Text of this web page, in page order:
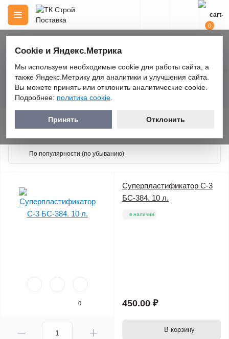
0
Строительные материалы Добавки для смесей
Суперпластификаторы
0
Суперпластификатор С-3
БС-384. 10 л.
в наличии
450.00 ₽
В корзину
Cookie и Яндекс.Метрика
Мы используем необходимые cookie для работы сайта, а
также Яндекс.Метрику для аналитики и улучшения сайта.
Вы можете принять или отклонить аналитические cookie.
Подробнее: политика cookie
Принять Отклонить